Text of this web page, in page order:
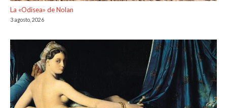
La «Odisea» de Nolan
3 agosto, 2026